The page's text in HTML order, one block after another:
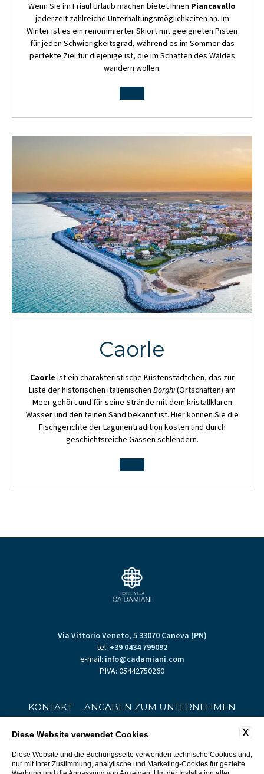
Wenn Sie im Friaul Urlaub machen bietet Ihnen Piancavallo
jederzeit zahlreiche Unterhaltungsmöglichkeiten an. Im
Winter ist es ein renommierter Skiort mit geeigneten Pisten
für jeden Schwierigkeitsgrad, während es im Sommer das
perfekte Ziel für diejenige ist, die im Schatten des Waldes
wandern wollen.
Caorle
Caorle ist ein charakteristische Küstenstädtchen, das zur
Liste der historischen italienischen Borghi(Ortschaften) am
Meer gehört und für seine Strände mit dem kristallklaren
Wasser und den feinen Sand bekannt ist. Hier können Sie die
Fischgerichte der Lagunentradition kosten und durch
geschichtsreiche Gassen schlendern.
Via Vittorio Veneto, 5 33070 Caneva (PN)
tel: +39 0434 799092
e-mail: info@cadamiani.com
P.IVA: 05442750260
KONTAKT
ANGABEN ZUM UNTERNEHMEN
DATENSCHUTZ
COOKIE POLICY
ACCESSIBILITY
X
Diese Website verwendet Cookies
Diese Website und die Buchungsseite verwenden technische Cookies und,
nur mit Ihrer Zustimmung, analytische und Marketing-Cookies für gezielte